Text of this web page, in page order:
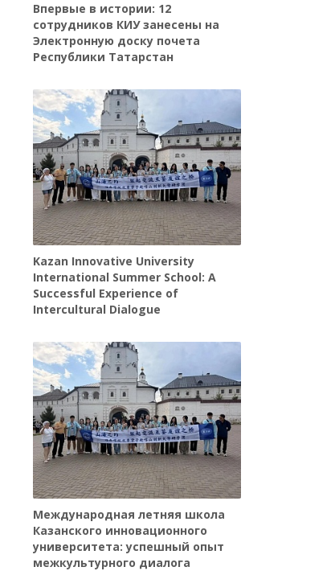
Впервые в истории: 12
сотрудников КИУ занесены на
Электронную доску почета
Республики Татарстан
Kazan Innovative University
International Summer School: A
Successful Experience of
Intercultural Dialogue
Международная летняя школа
Казанского инновационного
университета: успешный опыт
межкультурного диалога